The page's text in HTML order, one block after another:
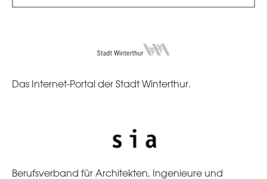
Das Internet-Portal der Stadt Winterthur.
Berufsverband für Architekten, Ingenieure und